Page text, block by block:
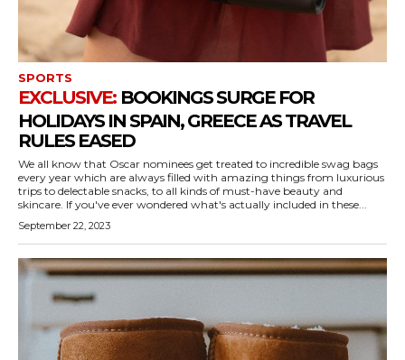
SPORTS
BOOKINGS SURGE FOR
HOLIDAYS IN SPAIN, GREECE AS TRAVEL
RULES EASED
We all know that Oscar nominees get treated to incredible swag bags
every year which are always filled with amazing things from luxurious
trips to delectable snacks, to all kinds of must-have beauty and
skincare. If you've ever wondered what's actually included in these...
September 22, 2023